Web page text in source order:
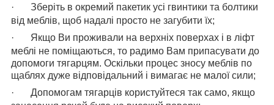
·
Зберіть в окремий пакетик усі гвинтики та болтики
від меблів, щоб надалі просто не загубити їх;
·
Якщо Ви проживали на верхніх поверхах і в ліфт
меблі не поміщаються, то радимо Вам припасувати до
допомоги тягарцям. Оскільки процес зносу меблів по
щаблях дуже відповідальний і вимагає не малої сили;
·
Допомогам тягарців користуйтеся так само, якщо